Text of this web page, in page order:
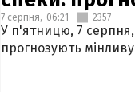
7 серпня, 06:21 2357
У п'ятницю, 7 серпня,
прогнозують мінливу